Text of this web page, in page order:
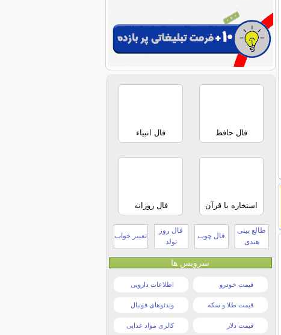
فال حافظ فال انبیاء
استخاره با قرآن فال روزانه
طالع بینی
هندی
فال چوب
فال روز
تولد
تعبیر خواب
سرویس ها
قیمت خودرو اطلاعات دارویی
قیمت طلا و سکه ویدئوهای فوتبال
قیمت دلار کالری مواد غذایی